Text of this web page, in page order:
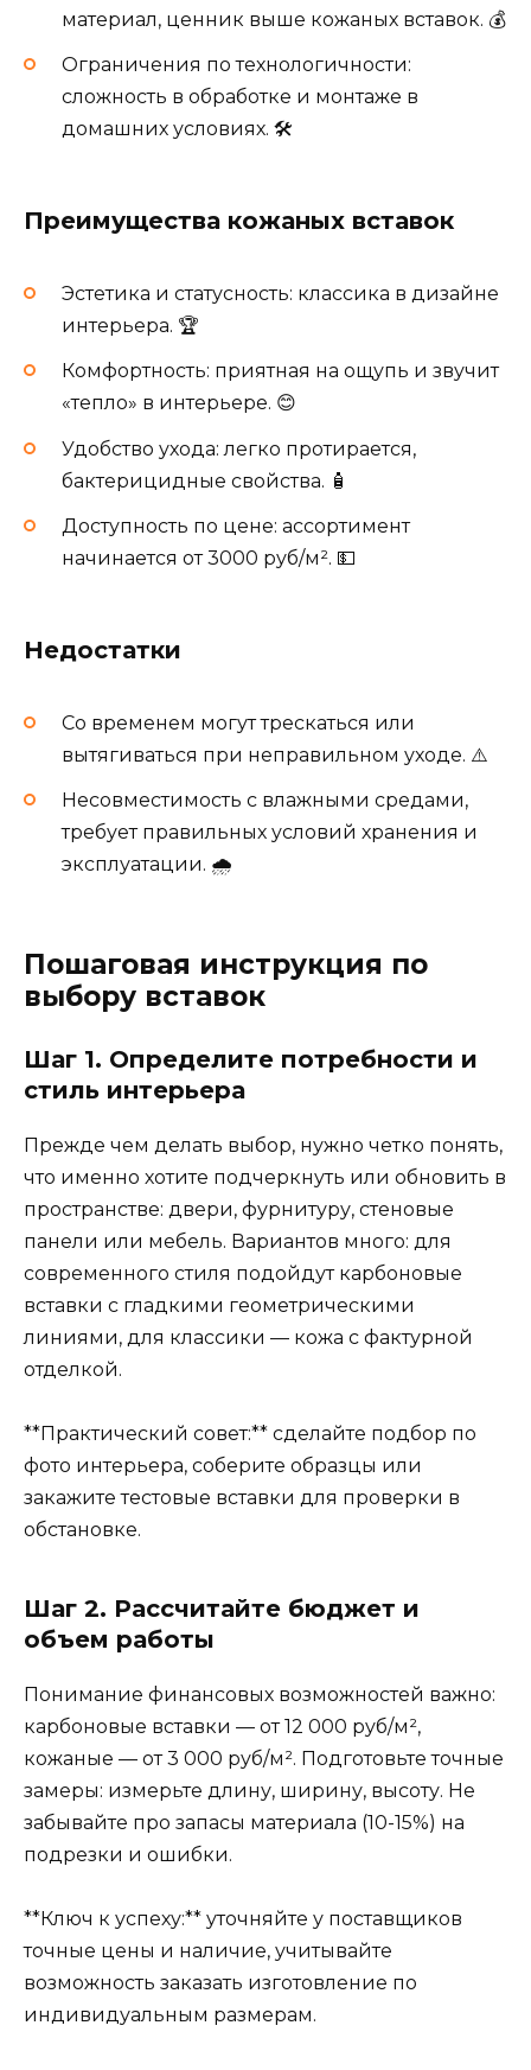
материал, ценник выше кожаных вставок. 💰
Ограничения по технологичности:
сложность в обработке и монтаже в
домашних условиях. 🛠️
Преимущества кожаных вставок
Эстетика и статусность: классика в дизайне
интерьера. 🏆
Комфортность: приятная на ощупь и звучит
«тепло» в интерьере. 😊
Удобство ухода: легко протирается,
бактерицидные свойства. 🧴
Доступность по цене: ассортимент
начинается от 3000 руб/м². 💵
Недостатки
Со временем могут трескаться или
вытягиваться при неправильном уходе. ⚠️
Несовместимость с влажными средами,
требует правильных условий хранения и
эксплуатации. 🌧️
Пошаговая инструкция по
выбору вставок
Шаг 1. Определите потребности и
стиль интерьера
Прежде чем делать выбор, нужно четко понять,
что именно хотите подчеркнуть или обновить в
пространстве: двери, фурнитуру, стеновые
панели или мебель. Вариантов много: для
современного стиля подойдут карбоновые
вставки с гладкими геометрическими
линиями, для классики — кожа с фактурной
отделкой.
**Практический совет:** сделайте подбор по
фото интерьера, соберите образцы или
закажите тестовые вставки для проверки в
обстановке.
Шаг 2. Рассчитайте бюджет и
объем работы
Понимание финансовых возможностей важно:
карбоновые вставки — от 12 000 руб/м²,
кожаные — от 3 000 руб/м². Подготовьте точные
замеры: измерьте длину, ширину, высоту. Не
забывайте про запасы материала (10-15%) на
подрезки и ошибки.
**Ключ к успеху:** уточняйте у поставщиков
точные цены и наличие, учитывайте
возможность заказать изготовление по
индивидуальным размерам.